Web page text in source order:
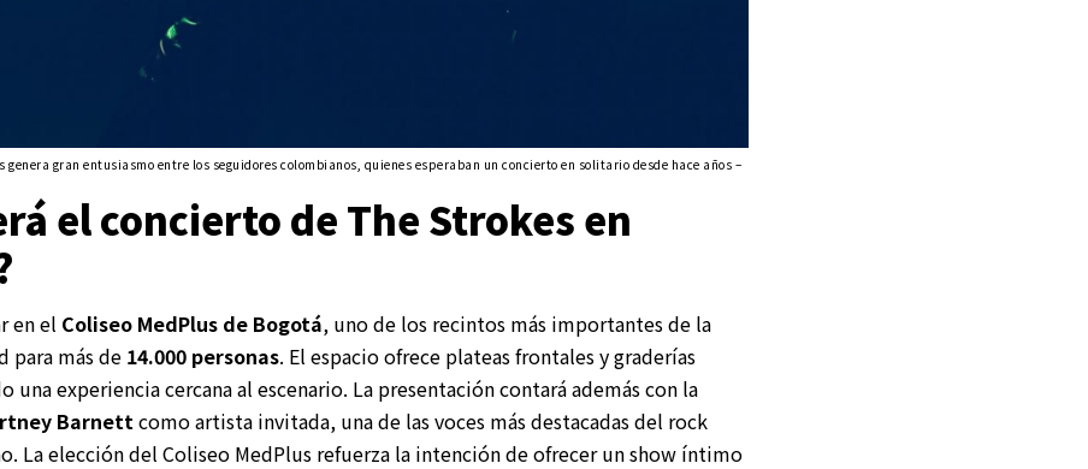
genera gran entusiasmo entre los seguidores colombianos, quienes esperaban un concierto en solitario desde hace años –
el concierto de The Strokes en
en el Coliseo MedPlus de Bogotá, uno de los recintos más importantes de la
para más de 14.000 personas. El espacio ofrece plateas frontales y graderías
una experiencia cercana al escenario. La presentación contará además con la
Barnettcomo artista invitada, una de las voces más destacadas del rock
La elección del Coliseo MedPlus refuerza la intención de ofrecer un show íntimo